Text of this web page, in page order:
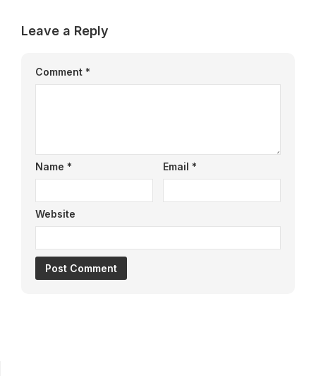
Leave a Reply
Comment *
Name * Email *
Website